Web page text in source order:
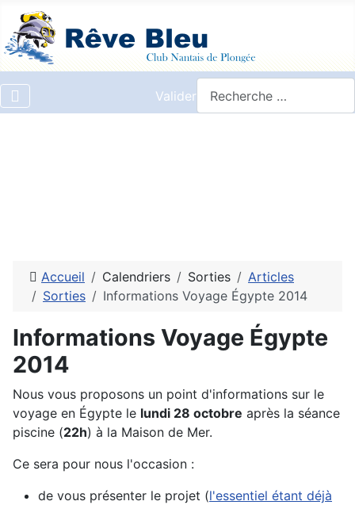
Valider
Accueil Calendriers Sorties
Articles
Sorties
Informations Voyage Égypte 2014
Informations Voyage Égypte
2014
Nous vous proposons un point d'informations sur le
voyage en Égypte le lundi 28 octobre après la séance
piscine (22h) à la Maison de Mer.
Ce sera pour nous l'occasion :
de vous présenter le projet (l'essentiel étant déjà